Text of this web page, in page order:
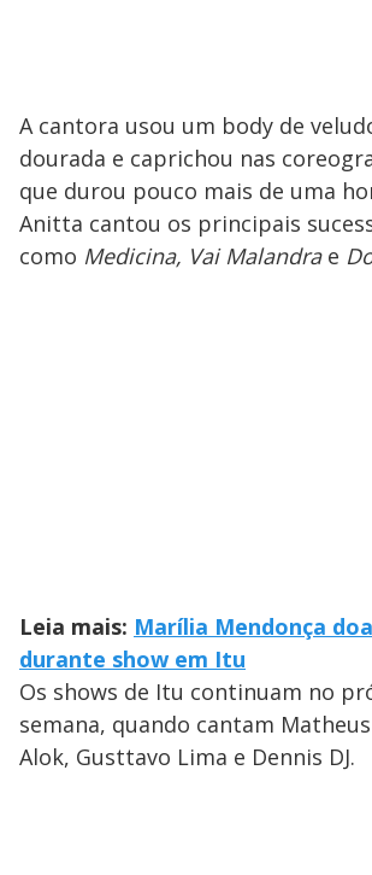
A cantora usou um body de
dourada e caprichou nas
que durou pouco mais de uma
Anitta cantou os principais
como Medicina, Vai Malandra e
Leia mais: Marília Mendonça
durante show em Itu
Os shows de Itu continuam no
semana, quando cantam
Alok, Gusttavo Lima e Dennis DJ.